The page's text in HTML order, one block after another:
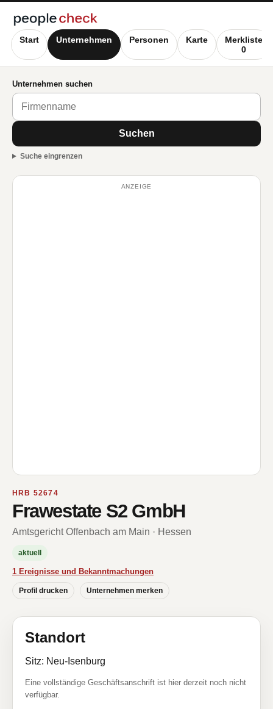
Start Unternehmen Personen Karte
Merkliste
0
Unternehmen suchen
Suchen
Suche eingrenzen
ANZEIGE
HRB 52674
Frawestate S2 GmbH
Amtsgericht Offenbach am Main · Hessen
aktuell
1 Ereignisse und Bekanntmachungen
Profil drucken Unternehmen merken
Standort
Sitz: Neu-Isenburg
Eine vollständige Geschäftsanschrift ist hier derzeit noch nicht
verfügbar.